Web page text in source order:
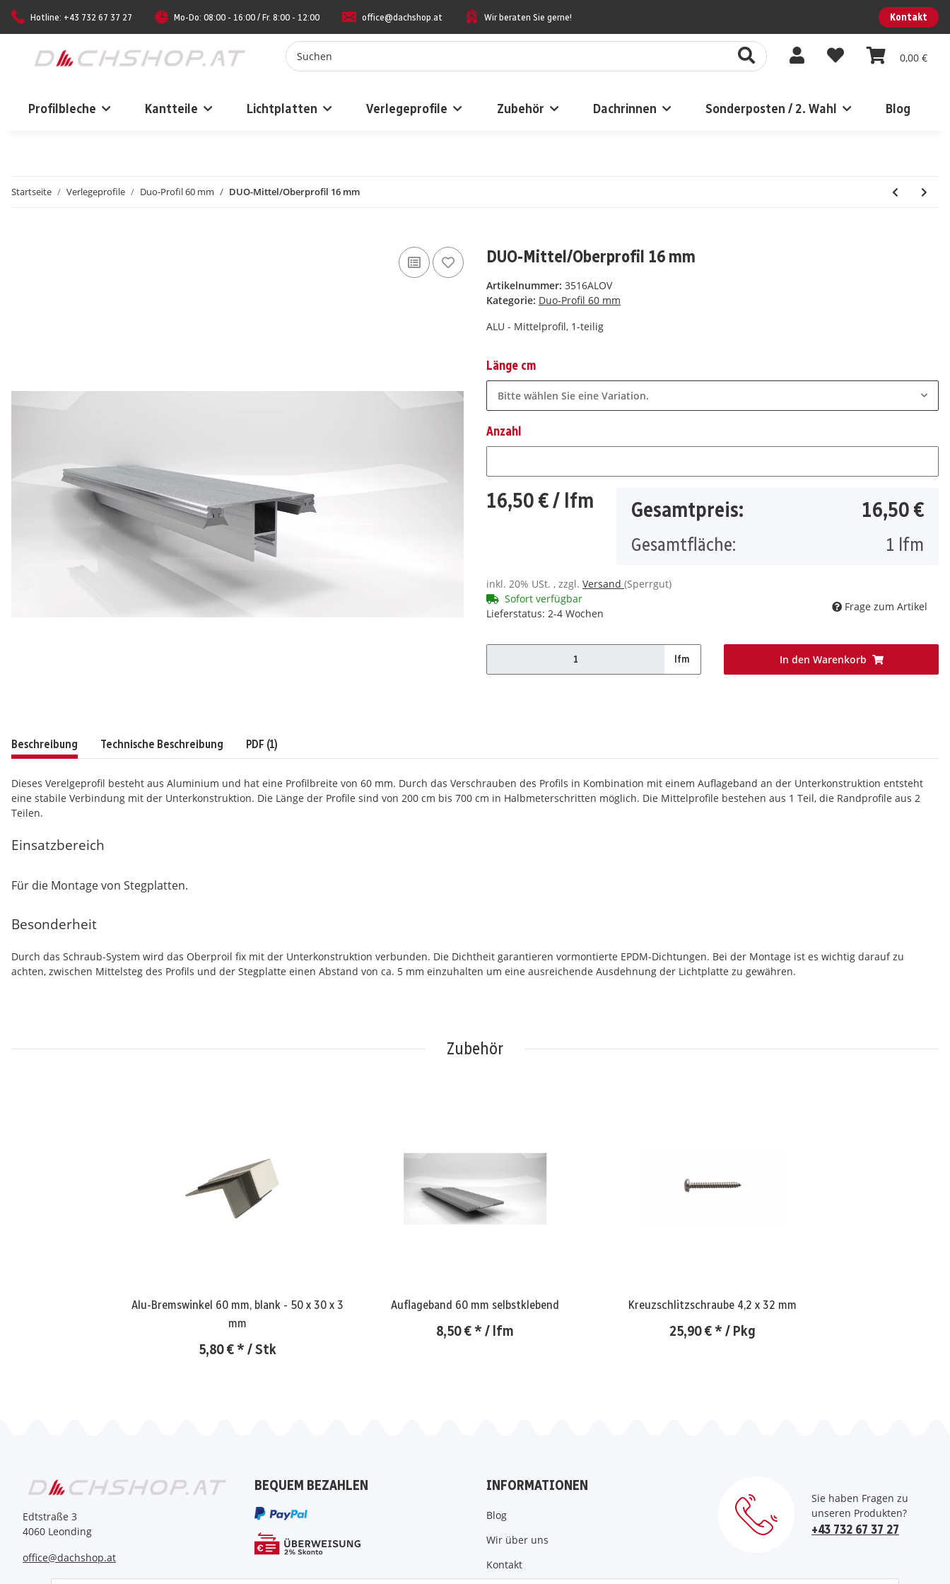
Hotline: +43 732 67 37 27 Mo-Do: 08:00 - 16:00 / Fr. 8:00 - 12:00 office@dachshop.at Wir beraten Sie gerne! Kontakt
0,00 €
Profilbleche Kantteile Lichtplatten Verlegeprofile Zubehör Dachrinnen Sonderposten / 2. Wahl Blog
Startseite Verlegeprofile Duo-Profil 60 mm DUO-Mittel/Oberprofil 16 mm
DUO-Mittel/Oberprofil 16 mm
Artikelnummer: 3516ALOV
Kategorie: Duo-Profil 60 mm
ALU - Mittelprofil, 1-teilig
Länge cm
Bitte wählen Sie eine Variation.
Anzahl
16,50 €/ lfm Gesamtpreis: 16,50 €
Gesamtfläche: 1 lfm
inkl. 20% USt. , zzgl. Versand (Sperrgut)
Sofort verfügbar
Lieferstatus: 2-4 Wochen
Frage zum Artikel
lfm In den Warenkorb
Beschreibung Technische Beschreibung PDF (1)
Dieses Verelgeprofil besteht aus Aluminium und hat eine Profilbreite von 60 mm. Durch das Verschrauben des Profils in Kombination mit einem Auflageband an der Unterkonstruktion entsteht
eine stabile Verbindung mit der Unterkonstruktion. Die Länge der Profile sind von 200 cm bis 700 cm in Halbmeterschritten möglich. Die Mittelprofile bestehen aus 1 Teil, die Randprofile aus 2
Teilen.
Einsatzbereich
Für die Montage von Stegplatten.
Besonderheit
Durch das Schraub-System wird das Oberproil fix mit der Unterkonstruktion verbunden. Die Dichtheit garantieren vormontierte EPDM-Dichtungen. Bei der Montage ist es wichtig darauf zu
achten, zwischen Mittelsteg des Profils und der Stegplatte einen Abstand von ca. 5 mm einzuhalten um eine ausreichende Ausdehnung der Lichtplatte zu gewähren.
Zubehör
Alu-Bremswinkel 60 mm, blank - 50 x 30 x 3
mm
5,80 €* / Stk
Auflageband 60 mm selbstklebend
8,50 €* / lfm
Kreuzschlitzschraube 4,2 x 32 mm
25,90 €* / Pkg
Edtstraße 3
4060 Leonding
office@dachshop.at
BEQUEM BEZAHLEN INFORMATIONEN
Blog
Wir über uns
Kontakt
Sie haben Fragen zu
unseren Produkten?
+43 732 67 37 27